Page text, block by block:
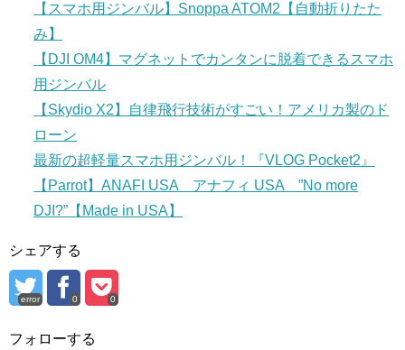
【スマホ用ジンバル】Snoppa ATOM2【自動折りたた
み】
【DJI OM4】マグネットでカンタンに脱着できるスマホ
用ジンバル
【Skydio X2】自律飛行技術がすごい！アメリカ製のド
ローン
最新の超軽量スマホ用ジンバル！『VLOG Pocket2』
【Parrot】ANAFI USA アナフィ USA ”No more
DJI?”【Made in USA】
シェアする
error 0 0
フォローする